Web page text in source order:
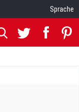
Sprache